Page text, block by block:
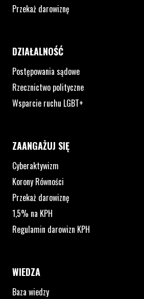
Przekaż darowiznę
DZIAŁALNOŚĆ
Postępowania sądowe
Rzecznictwo polityczne
Wsparcie ruchu LGBT+
ZAANGAŻUJ SIĘ
Cyberaktywizm
Korony Równości
Przekaż darowiznę
1,5% na KPH
Regulamin darowizn KPH
WIEDZA
Baza wiedzy